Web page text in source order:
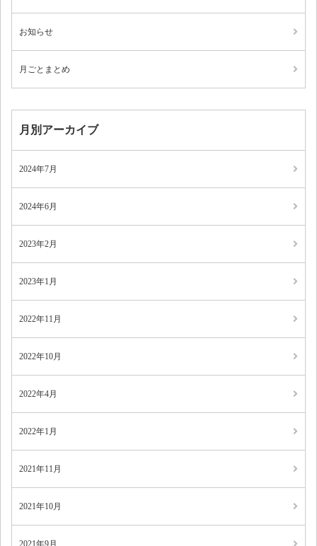
お知らせ
月ごとまとめ
月別アーカイブ
2024年7月
2024年6月
2023年2月
2023年1月
2022年11月
2022年10月
2022年4月
2022年1月
2021年11月
2021年10月
2021年9月